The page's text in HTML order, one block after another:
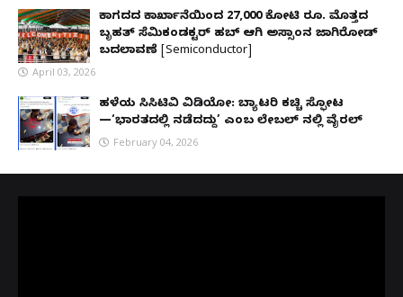
ಕಾಗದದ ಕಾರ್ಖಾನೆಯಿಂದ 27,000 ಕೋಟಿ ರೂ. ಮೊತ್ತದ
ಬೃಹತ್ ಸೆಮಿಕಂಡಕ್ಟರ್ ಹಬ್ ಆಗಿ ಅಸ್ಸಾಂನ ಜಾಗಿರೋಡ್
ಬದಲಾವಣೆ [Semiconductor]
April 03, 2026
ಹಳೆಯ ಸಿಸಿಟಿವಿ ವಿಡಿಯೋ: ಬ್ಯಾಟರಿ ಕಚ್ಚಿ ಸ್ಫೋಟ
—‘ಭಾರತದಲ್ಲಿ ನಡೆದದ್ದು’ ಎಂಬ ಲೇಬಲ್ ನಲ್ಲಿ ವೈರಲ್
February 04, 2026